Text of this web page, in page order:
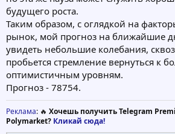
будущего роста.
Таким образом, с оглядкой на
рынок, мой прогноз на ближайшие
увидеть небольшие колебания,
пробьется стремление вернуться к
оптимистичным уровням.
Прогноз - 78754.
Реклама: 🔥 Хочешь получить Telegram
Polymarket? Кликай сюда!